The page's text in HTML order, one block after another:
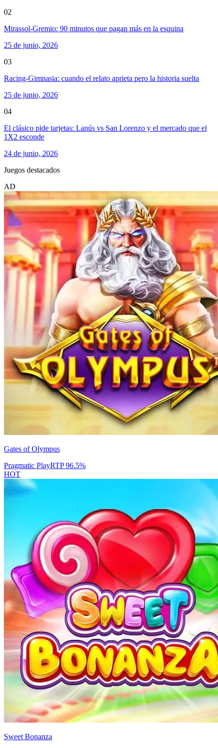
02
Mirassol-Gremio: 90 minutos que pagan más en la esquina
25 de junio, 2026
03
Racing-Gimnasia: cuando el relato aprieta pero la historia suelta
25 de junio, 2026
04
El clásico pide tarjetas: Lanús vs San Lorenzo y el mercado que el
1X2 esconde
24 de junio, 2026
Juegos destacados
AD
Gates of Olympus
Pragmatic PlayRTP96.5%
HOT
Sweet Bonanza